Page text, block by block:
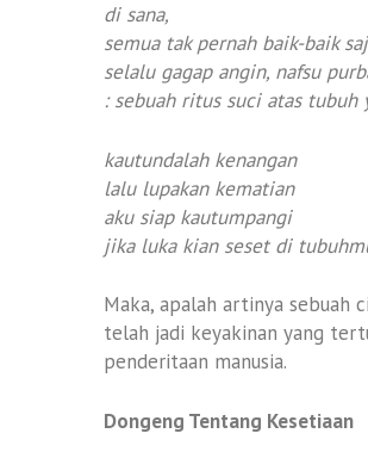
di sana,
semua tak pernah baik-baik
selalu gagap angin, nafsu
: sebuah ritus suci atas
kautundalah kenangan
lalu lupakan kematian
aku siap kautumpangi
jika luka kian seset di
Maka, apalah artinya sebuah
telah jadi keyakinan yang
penderitaan manusia.
Dongeng Tentang Kesetiaan